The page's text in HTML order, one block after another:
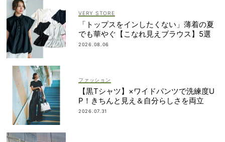
VERY STORE
「トップスをインしたくない」薄着の夏
でも華やぐ【こなれ見えブラウス】5選
2026.08.06
ファッション
【黒Tシャツ】×ワイドパンツで洗練度U
P！きちんと見え＆自分らしさを両立
2026.07.31